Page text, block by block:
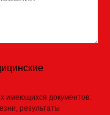
имеющихся документов:
результаты